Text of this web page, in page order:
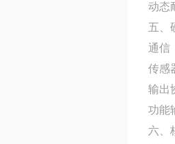
动态
五、
通信
传感
输出
功能
六、